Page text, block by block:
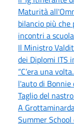
Maturità
bilancio più
incontri a scuola
Il Ministro
dei Diplomi ITS
“C’era una
l'auto di Bonnie
Taglio del
A
Summer School